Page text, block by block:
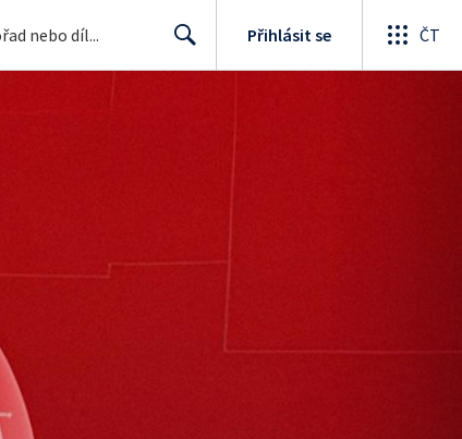
Přihlásit se ČT